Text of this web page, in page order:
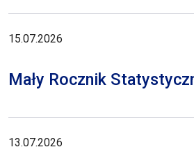
15.07.2026
Mały Rocznik
13.07.2026